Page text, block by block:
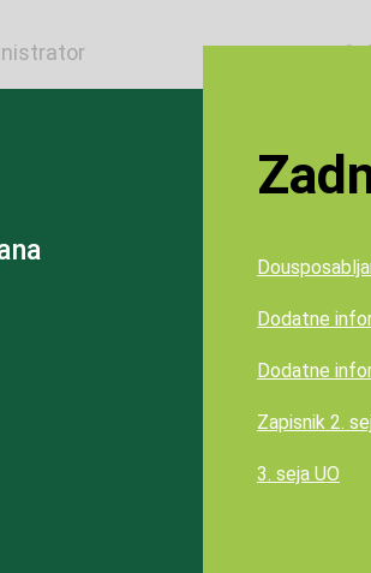
✎
Dodatne
Dodatne
Zapisnik 2.
3. seja UO